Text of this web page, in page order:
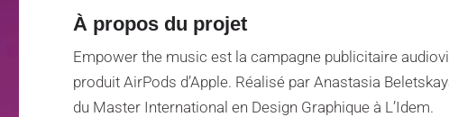
À propos du projet
Empower the music est la campagne publicitaire
produit AirPods d’Apple. Réalisé par Anastasia
du Master International en Design Graphique à L’Idem.